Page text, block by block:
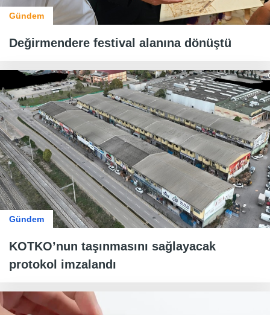
Gündem
Değirmendere festival alanına dönüştü
Gündem
KOTKO’nun taşınmasını sağlayacak
protokol imzalandı